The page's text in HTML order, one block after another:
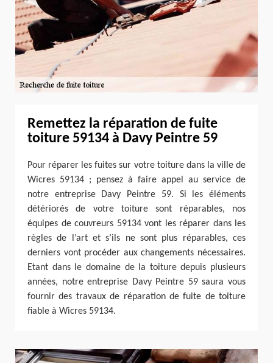
Remettez la réparation de fuite
toiture 59134 à Davy Peintre 59
Pour réparer les fuites sur votre toiture dans la ville de
Wicres 59134 ; pensez à faire appel au service de
notre entreprise Davy Peintre 59. Si les éléments
détériorés de votre toiture sont réparables, nos
équipes de couvreurs 59134 vont les réparer dans les
règles de l’art et s’ils ne sont plus réparables, ces
derniers vont procéder aux changements nécessaires.
Etant dans le domaine de la toiture depuis plusieurs
années, notre entreprise Davy Peintre 59 saura vous
fournir des travaux de réparation de fuite de toiture
fiable à Wicres 59134.